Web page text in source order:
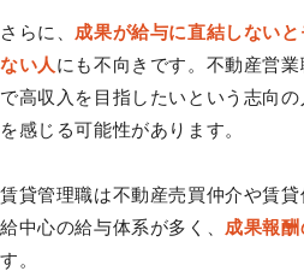
さらに、 成果が給与に直結しない
ない人 にも不向きです。不動産営
で高収入を目指したいという志向
を感じる可能性があります。
賃貸管理職は不動産売買仲介や賃
給中心の給与体系が多く、 成果報
す。